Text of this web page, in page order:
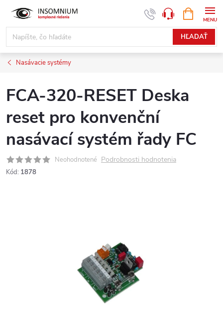
obsah
HĽADAŤ
KOŠÍK
Nasávacie systémy
FCA-320-RESET Deska
reset pro konvenční
nasávací systém řady FC
Neohodnotené Podrobnosti hodnotenia
Kód: 1878
www.insomnium.sk - Chat